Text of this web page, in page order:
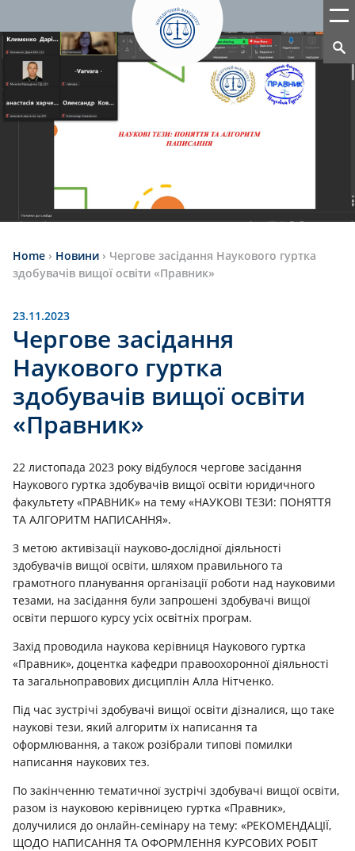
Home › Новини › Чергове засідання Наукового гуртка
здобувачів вищої освіти «Правник»
23.11.2023
Чергове засідання
Наукового гуртка
здобувачів вищої освіти
«Правник»
22 листопада 2023 року відбулося чергове засідання
Наукового гуртка здобувачів вищої освіти юридичного
факультету «ПРАВНИК» на тему «НАУКОВІ ТЕЗИ: ПОНЯТТЯ
ТА АЛГОРИТМ НАПИСАННЯ».
З метою активізації науково-дослідної діяльності
здобувачів вищої освіти, шляхом правильного та
грамотного планування організації роботи над науковими
тезами, на засідання були запрошені здобувачі вищої
освіти першого курсу усіх освітніх програм.
Захід проводила наукова керівниця Наукового гуртка
«Правник», доцентка кафедри правоохоронної діяльності
та загальноправових дисциплін Алла Нітченко.
Під час зустрічі здобувачі вищої освіти дізналися, що таке
наукові тези, який алгоритм їх написання та
оформлювання, а також розібрали типові помилки
написання наукових тез.
По закінченню тематичної зустрічі здобувачі вищої освіти,
разом із науковою керівницею гуртка «Правник»,
долучилися до онлайн-семінару на тему: «РЕКОМЕНДАЦІЇ,
ЩОДО НАПИСАННЯ ТА ОФОРМЛЕННЯ КУРСОВИХ РОБІТ